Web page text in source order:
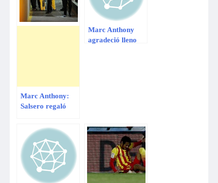
Marc Anthony:
Salsero regaló
pequeño fanático
peruano
Marc Anthony
agradeció lleno